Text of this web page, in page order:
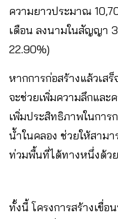
ความยาวประมาณ
เดือน ลงนามในสัญญา
22.90%)
หากการก่อสร้างแล้วเส
จะช่วยเพิ่มความลึกแล
เพิ่มประสิทธิภาพในการ
น้ำในคลอง ช่วยให้สาม
ท่วมพื้นที่ได้ทางหนึ่งด้วย
ทั้งนี้ โครงการสร้างเขื่